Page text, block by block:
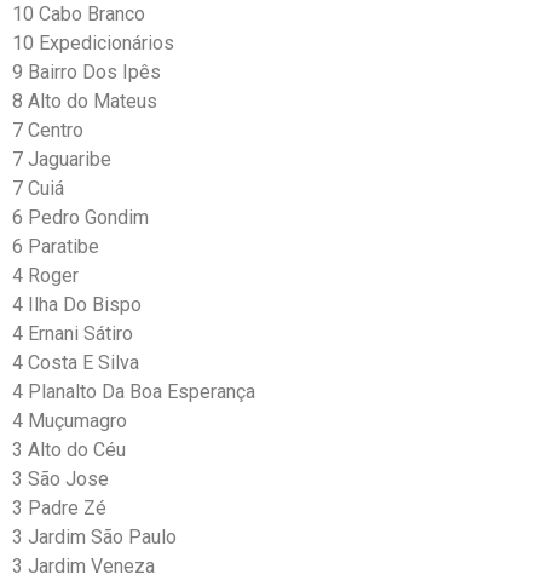
10 Cabo Branco
10 Expedicionários
9 Bairro Dos Ipês
8 Alto do Mateus
7 Centro
7 Jaguaribe
7 Cuiá
6 Pedro Gondim
6 Paratibe
4 Roger
4 Ilha Do Bispo
4 Ernani Sátiro
4 Costa E Silva
4 Planalto Da Boa Esperança
4 Muçumagro
3 Alto do Céu
3 São Jose
3 Padre Zé
3 Jardim São Paulo
3 Jardim Veneza